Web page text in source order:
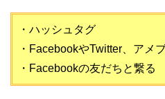
・ハッシュタグ
・FacebookやTwitter、アメ
・Facebookの友だちと繋る